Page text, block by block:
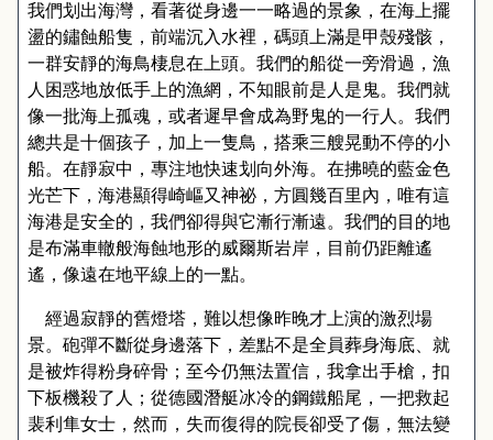
我們划出海灣，看著從身邊一一略過的景象，在海上擺
盪的鏽蝕船隻，前端沉入水裡，碼頭上滿是甲殼殘骸，
一群安靜的海鳥棲息在上頭。我們的船從一旁滑過，漁
人困惑地放低手上的漁網，不知眼前是人是鬼。我們就
像一批海上孤魂，或者遲早會成為野鬼的一行人。我們
總共是十個孩子，加上一隻鳥，搭乘三艘晃動不停的小
船。在靜寂中，專注地快速划向外海。在拂曉的藍金色
光芒下，海港顯得崎嶇又神祕，方圓幾百里內 ， 唯有這
海港是安全的，我們卻得與它漸行漸遠。我們的目的地
是布滿車轍般海蝕地形的威爾斯岩岸，目前仍距離遙
遙，像遠在地平線上的一點。
經過寂靜的舊燈塔，難以想像昨晚才上演的激烈場
景。砲彈不斷從身邊落下，差點不是全員葬身海底
就
是被炸得粉身碎骨；至今仍無法置信，我拿出手槍，扣
下板機殺了人；從德國潛艇冰冷的鋼鐵船尾，一把救起
裴利隼女士，然而，失而復得的院長卻受了傷，無法變